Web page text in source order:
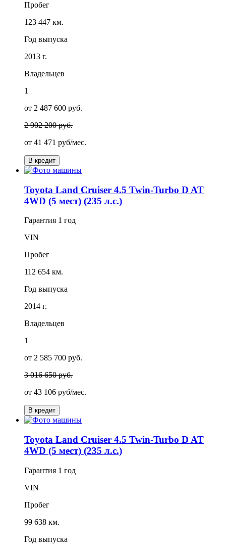
Пробег
123 447 км.
Год выпуска
2013 г.
Владельцев
1
от 2 487 600 руб.
2 902 200 руб.
от 41 471 руб/мес.
В кредит
Toyota Land Cruiser 4.5 Twin-Turbo D AT
4WD (5 мест) (235 л.с.)
Гарантия 1 год
VIN
Пробег
112 654 км.
Год выпуска
2014 г.
Владельцев
1
от 2 585 700 руб.
3 016 650 руб.
от 43 106 руб/мес.
В кредит
Toyota Land Cruiser 4.5 Twin-Turbo D AT
4WD (5 мест) (235 л.с.)
Гарантия 1 год
VIN
Пробег
99 638 км.
Год выпуска